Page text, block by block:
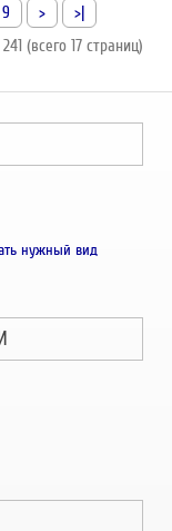
9 >
>|
(всего 17 страниц)
нужный вид